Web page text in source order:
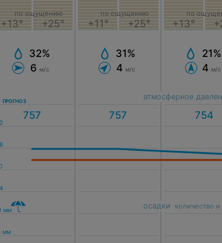
+13° +25°
по ощущению
32%
6 м/с
+11° +25°
по ощущению
31%
4 м/с
+13°
по
21%
4 м/с
атмосферное
осадки количество